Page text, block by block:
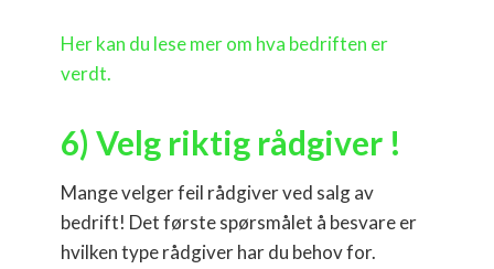
Her kan du lese mer om hva bedriften er
verdt.
6) Velg riktig rådgiver !
Mange velger feil rådgiver ved salg av
bedrift! Det første spørsmålet å besvare er
hvilken type rådgiver har du behov for.